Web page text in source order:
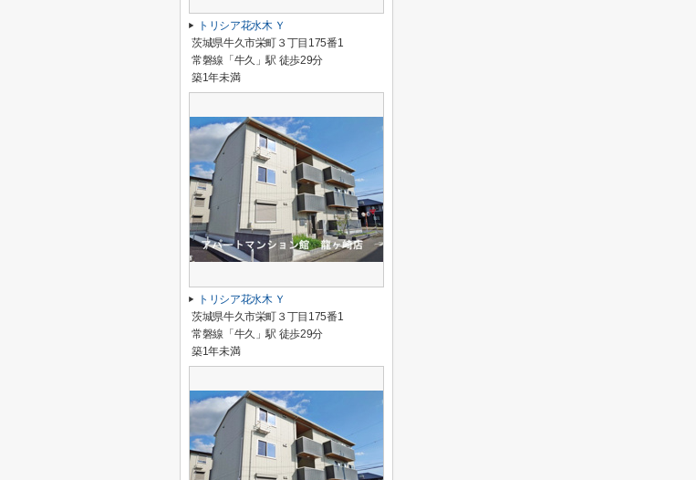
トリシア花水木 Ｙ
茨城県牛久市栄町３丁目175番1
常磐線「牛久」駅 徒歩29分
築1年未満
トリシア花水木 Ｙ
茨城県牛久市栄町３丁目175番1
常磐線「牛久」駅 徒歩29分
築1年未満